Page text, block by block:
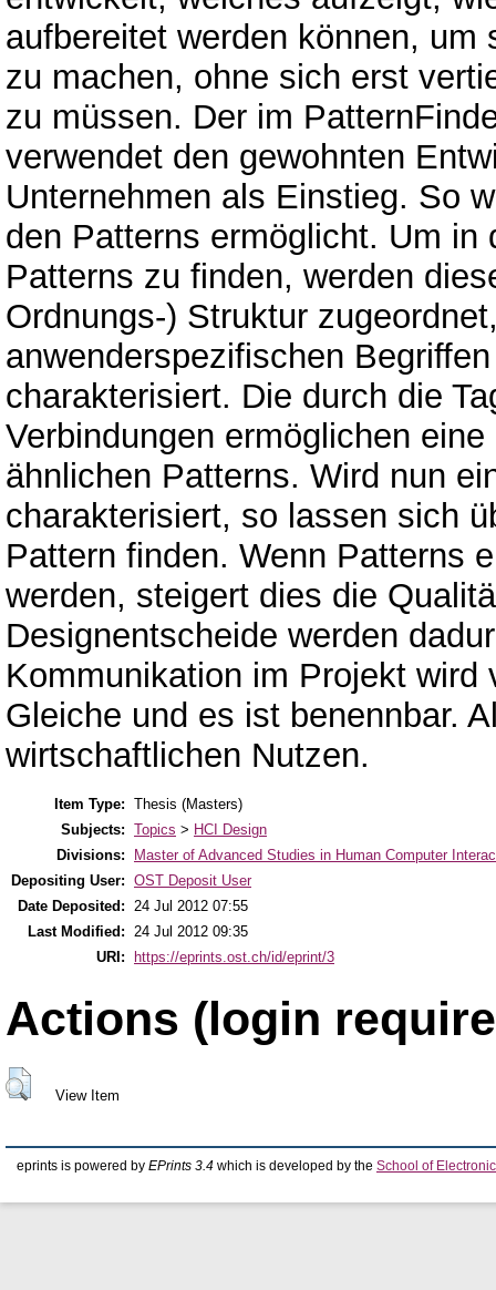
aufbereitet werden können,
zu machen, ohne sich erst
zu müssen. Der im
verwendet den gewohnten
Unternehmen als Einstieg. So
den Patterns ermöglicht. Um
Patterns zu finden, werden
Ordnungs-) Struktur
anwenderspezifischen
charakterisiert. Die durch die
Verbindungen ermöglichen
ähnlichen Patterns. Wird nun
charakterisiert, so lassen sich
Pattern finden. Wenn Patterns
werden, steigert dies die
Designentscheide werden
Kommunikation im Projekt
Gleiche und es ist benennbar.
wirtschaftlichen Nutzen.
Item Type: Thesis (Masters)
Subjects: Topics > HCI Design
Divisions:
Master of Advanced Studies in Human Computer
Depositing User: OST Deposit User
Date Deposited: 24 Jul 2012 07:55
Last Modified: 24 Jul 2012 09:35
URI:
https://eprints.ost.ch/id/eprint/3
Actions (login
View Item
eprints is powered by EPrints 3.4 which is developed by the School of